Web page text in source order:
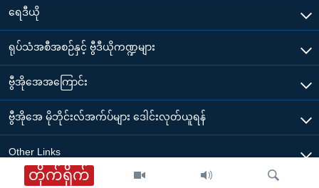
တိုက်ရိုက် ဗွီအိုအေ မြန်မာနံနက်ခင်း
ရေဒီယို
ရုပ်သံအစီအစဉ်နှင့် ဗွီဒီယိုကဏ္ဍများ
ဗွီအိုအေအကြောင်း
ဗွီအိုအေ မိုဘိုင်းလ်အက်ပ်များ ဒေါင်းလုတ်ယူရန်
Other Links